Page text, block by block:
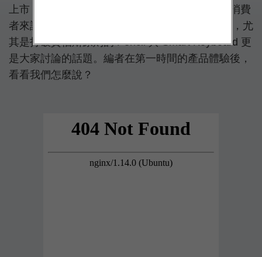
上市，即便在發表時帶來了些許爭議，但對一般消費
者來說，iPad Pro 仍然是相對陌生的 Apple 產品，尤
其是打破賈伯斯原則的 Pencil 與 Smart Keyboard 更
是大家討論的話題。編者在第一時間的產品體驗後，
看看我們怎麼說？